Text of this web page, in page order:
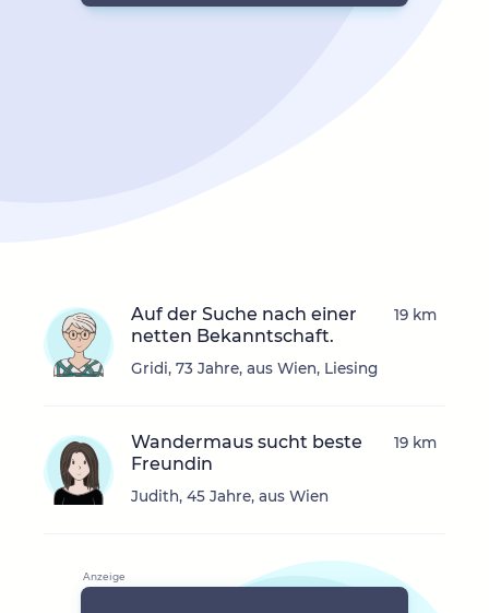
Auf der Suche nach einer
netten Bekanntschaft.
Gridi, 73 Jahre, aus Wien, Liesing
19 km
Wandermaus sucht beste
Freundin
Judith, 45 Jahre, aus Wien
19 km